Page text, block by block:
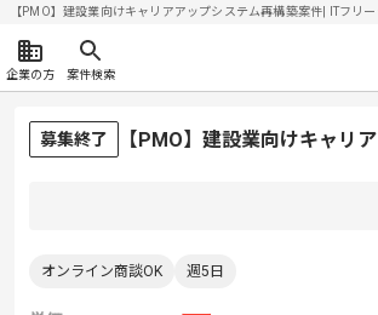
【PMO】建設業向けキャリアアップシステム再構築案件| ITフ
企業の方 案件検索
募集終了 【PMO】建設業向けキャリ
オンライン商談OK 週5日